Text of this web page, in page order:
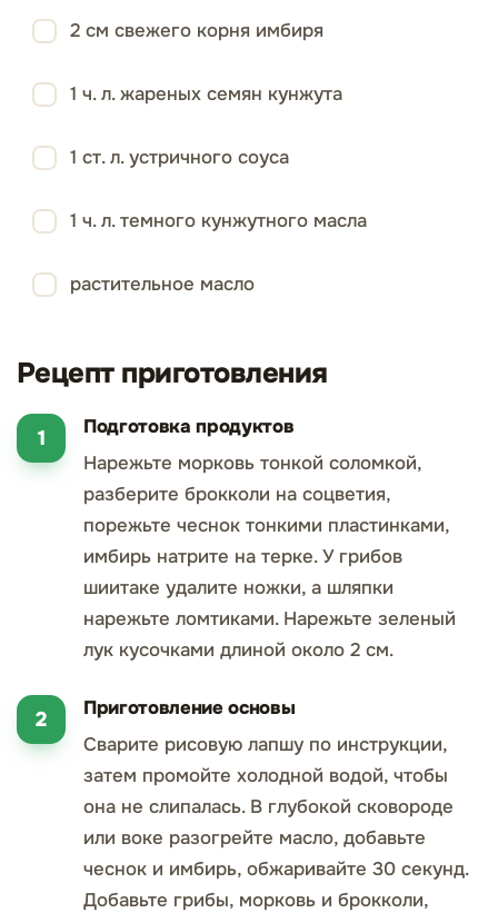
2 см свежего корня имбиря
1 ч. л. жареных семян кунжута
1 ст. л. устричного соуса
1 ч. л. темного кунжутного масла
растительное масло
Рецепт приготовления
Подготовка продуктов
Нарежьте морковь тонкой соломкой,
разберите брокколи на соцветия,
порежьте чеснок тонкими пластинками,
имбирь натрите на терке. У грибов
шиитаке удалите ножки, а шляпки
нарежьте ломтиками. Нарежьте зеленый
лук кусочками длиной около 2 см.
Приготовление основы
Сварите рисовую лапшу по инструкции,
затем промойте холодной водой, чтобы
она не слипалась. В глубокой сковороде
или воке разогрейте масло, добавьте
чеснок и имбирь, обжаривайте 30 секунд.
Добавьте грибы, морковь и брокколи,